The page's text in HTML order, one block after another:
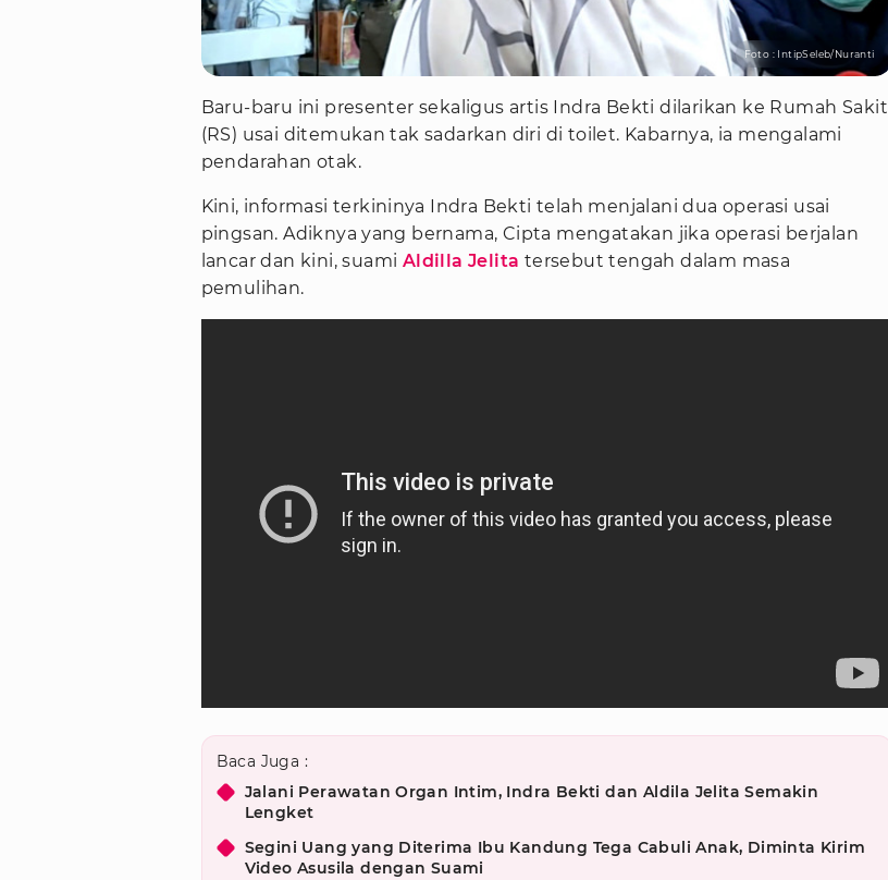
Foto : IntipSeleb/Nuranti
Baru-baru ini presenter sekaligus artis Indra Bekti dilarikan ke Rumah Sakit
(RS) usai ditemukan tak sadarkan diri di toilet. Kabarnya, ia mengalami
pendarahan otak.
Kini, informasi terkininya Indra Bekti telah menjalani dua operasi usai
pingsan. Adiknya yang bernama, Cipta mengatakan jika operasi berjalan
lancar dan kini, suami Aldilla Jelita tersebut tengah dalam masa
pemulihan.
Baca Juga :
Jalani Perawatan Organ Intim, Indra Bekti dan Aldila Jelita Semakin
Lengket
Segini Uang yang Diterima Ibu Kandung Tega Cabuli Anak, Diminta Kirim
Video Asusila dengan Suami